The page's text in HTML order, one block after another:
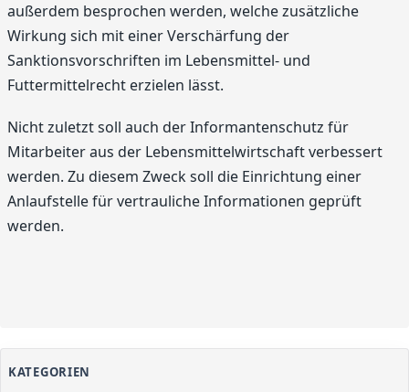
außerdem besprochen werden, welche zusätzliche
Wirkung sich mit einer Verschärfung der
Sanktionsvorschriften im Lebensmittel- und
Futtermittelrecht erzielen lässt.
Nicht zuletzt soll auch der Informantenschutz für
Mitarbeiter aus der Lebensmittelwirtschaft verbessert
werden. Zu diesem Zweck soll die Einrichtung einer
Anlaufstelle für vertrauliche Informationen geprüft
werden.
KATEGORIEN